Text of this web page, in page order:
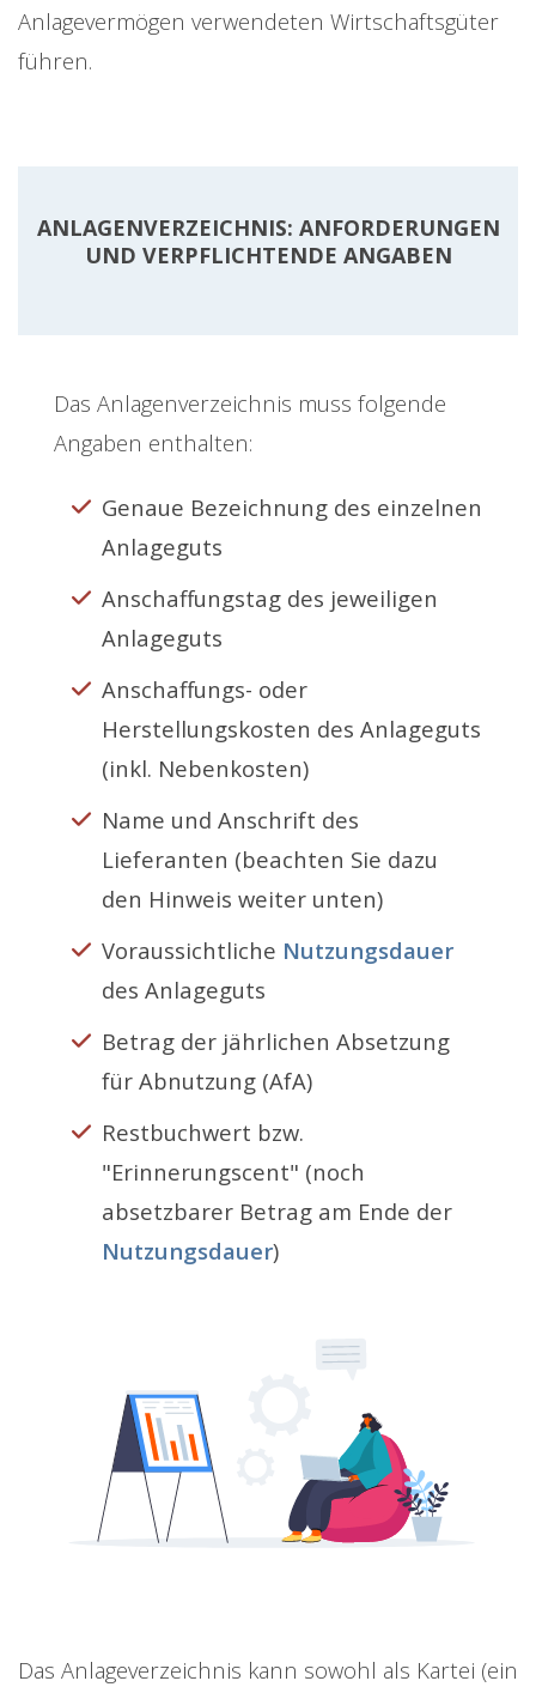
Anlagevermögen verwendeten Wirtschaftsgüter
führen.
ANLAGENVERZEICHNIS: ANFORDERUNGEN
UND VERPFLICHTENDE ANGABEN
Das Anlagenverzeichnis muss folgende
Angaben enthalten:
Genaue Bezeichnung des einzelnen
Anlageguts
Anschaffungstag des jeweiligen
Anlageguts
Anschaffungs- oder
Herstellungskosten des Anlageguts
(inkl. Nebenkosten)
Name und Anschrift des
Lieferanten (beachten Sie dazu
den Hinweis weiter unten)
Voraussichtliche Nutzungsdauer
des Anlageguts
Betrag der jährlichen Absetzung
für Abnutzung (AfA)
Restbuchwert bzw.
"Erinnerungscent" (noch
absetzbarer Betrag am Ende der
Nutzungsdauer)
Das Anlageverzeichnis kann sowohl als Kartei (ein